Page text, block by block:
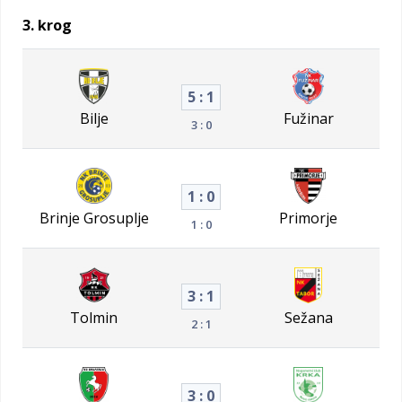
3. krog
Bilje
5 : 1
3 : 0 Fužinar
Brinje Grosuplje
1 : 0
1 : 0 Primorje
Tolmin
3 : 1
2 : 1 Sežana
3 : 0